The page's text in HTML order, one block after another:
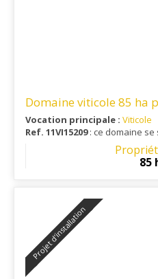
Domaine viticole 85 ha
Vocation principale : Viticole
Ref. 11VI15209: ce domaine se
offrant toutes commodités,
85
Projet d’installation